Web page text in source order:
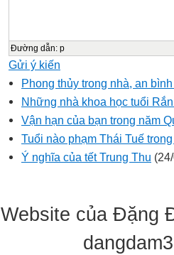
Đường dẫn: p
Gửi ý kiến
Phong thủy trong nhà, an
Những nhà khoa học tuổi
Vận hạn của bạn trong năm
Tuổi nào phạm Thái Tuế
Ý nghĩa của tết Trung Thu
Website của Đặng